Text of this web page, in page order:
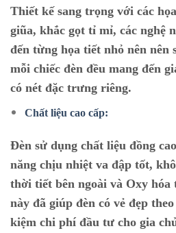
Thiết kế sang trọng với các
giũa, khắc gọt tỉ mỉ, các nghệ
đến từng họa tiết nhỏ nên nên
mỗi chiếc đèn đều mang đến
có nét đặc trưng riêng.
Chất liệu cao cấp:
Đèn sử dụng chất liệu đồng
năng chịu nhiệt va đập tốt,
thời tiết bên ngoài và Oxy
này đã giúp đèn có vẻ đẹp
kiệm chi phí đầu tư cho gia